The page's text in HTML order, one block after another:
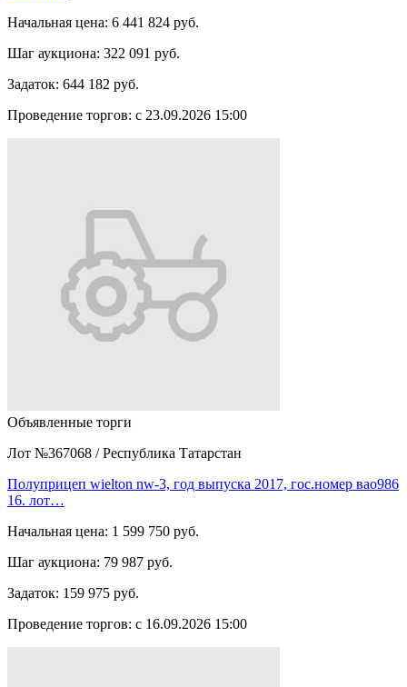
Начальная цена: 6 441 824 руб.
Шаг аукциона: 322 091 руб.
Задаток: 644 182 руб.
Проведение торгов: с 23.09.2026 15:00
Объявленные торги
Лот №367068 / Республика Татарстан
Полуприцеп wielton nw-3, год выпуска 2017, гос.номер вао986
16. лот…
Начальная цена: 1 599 750 руб.
Шаг аукциона: 79 987 руб.
Задаток: 159 975 руб.
Проведение торгов: с 16.09.2026 15:00